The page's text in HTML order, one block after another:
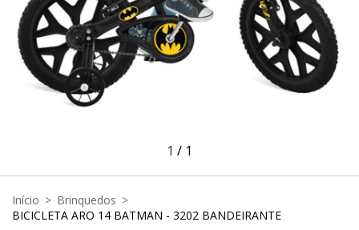
1 / 1
Início > Brinquedos >
BICICLETA ARO 14 BATMAN - 3202 BANDEIRANTE